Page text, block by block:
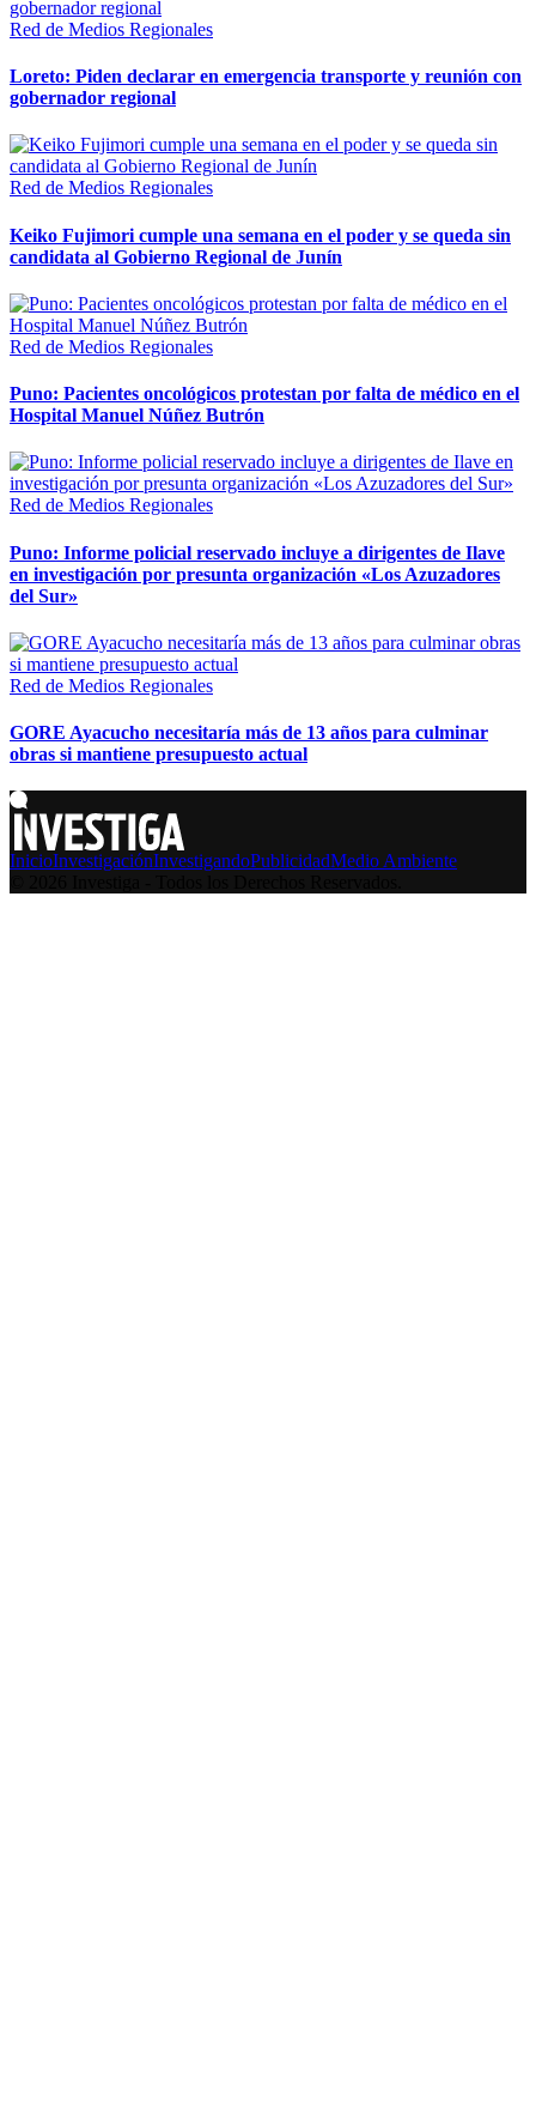
Red de Medios Regionales
Loreto: Piden declarar en emergencia transporte y reunión con
gobernador regional
Red de Medios Regionales
Keiko Fujimori cumple una semana en el poder y se queda sin
candidata al Gobierno Regional de Junín
Red de Medios Regionales
Puno: Pacientes oncológicos protestan por falta de médico en el
Hospital Manuel Núñez Butrón
Red de Medios Regionales
Puno: Informe policial reservado incluye a dirigentes de Ilave
en investigación por presunta organización «Los Azuzadores
del Sur»
Red de Medios Regionales
GORE Ayacucho necesitaría más de 13 años para culminar
obras si mantiene presupuesto actual
InicioInvestigaciónInvestigandoPublicidadMedio Ambiente